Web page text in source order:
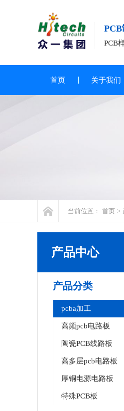
PCB
首页 关于我们
当前位置： 首页 >
产品中心
产品分类
pcba加工
高频pcb电路板
陶瓷PCB线路板
高多层pcb电路板
厚铜电源电路板
特殊PCB板